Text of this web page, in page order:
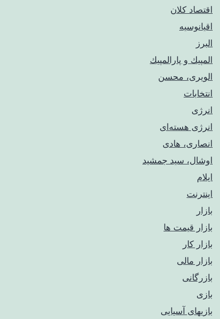
اقتصاد کلان
اقیانوسیه
البرز
المپيك و پارالمپيك
الویری، محسن
انتخابات
انرژی
انرژی هسته‌ای
انصاری، هادی
اوشال، سید جمشید
ایلام
اینترنت
بازار
بازار قیمت ها
بازار کار
بازار مالی
بازرگانی
بازی
بازیهای آسیایی